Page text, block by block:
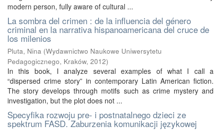
modern person, fully aware of cultural ...
La sombra del crimen : de la influencia del género
criminal en la narrativa hispanoamericana del cruce de
los milenios
Pluta, Nina (Wydawnictwo Naukowe Uniwersytetu
Pedagogicznego, Kraków, 2012)
In this book, I analyze several examples of what I call a
“dispersed crime story” in contemporary Latin American fiction.
The story develops through motifs such as crime mystery and
investigation, but the plot does not ...
Specyfika rozwoju pre- i postnatalnego dzieci ze
spektrum FASD. Zaburzenia komunikacji językowej